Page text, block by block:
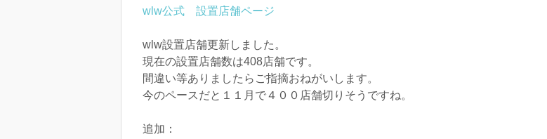
wlw公式 設置店舗ページ
wlw設置店舗更新しました。
現在の設置店舗数は408店舗です。
間違い等ありましたらご指摘おねがいします。
今のペースだと１１月で４００店舗切りそうですね。
追加：